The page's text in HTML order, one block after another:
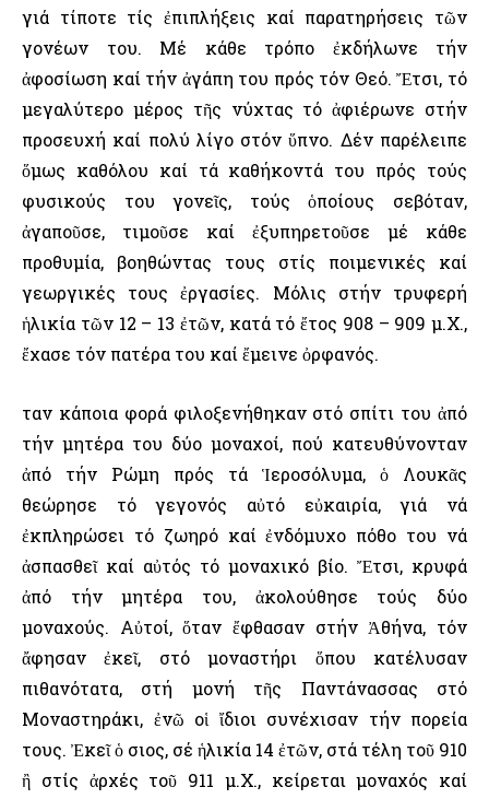
γιά τίποτε τίς ἐπιπλήξεις καί παρατηρήσεις τῶν
γονέων του. Μέ κάθε τρόπο ἐκδήλωνε τήν
ἀφοσίωση καί τήν ἀγάπη του πρός τόν Θεό. Ἔτσι, τό
μεγαλύτερο μέρος τῆς νύχτας τό ἀφιέρωνε στήν
προσευχή καί πολύ λίγο στόν ὕπνο. Δέν παρέλειπε
ὅμως καθόλου καί τά καθήκοντά του πρός τούς
φυσικούς του γονεῖς, τούς ὁποίους σεβόταν,
ἀγαποῦσε, τιμοῦσε καί ἐξυπηρετοῦσε μέ κάθε
προθυμία, βοηθώντας τους στίς ποιμενικές καί
γεωργικές τους ἐργασίες. Μόλις στήν τρυφερή
ἡλικία τῶν 12 – 13 ἐτῶν, κατά τό ἔτος 908 – 909 μ.Χ.,
ἔχασε τόν πατέρα του καί ἔμεινε ὀρφανός.
Ὅταν κάποια φορά φιλοξενήθηκαν στό σπίτι του ἀπό
τήν μητέρα του δύο μοναχοί, πού κατευθύνονταν
ἀπό τήν Ρώμη πρός τά Ἱεροσόλυμα, ὁ Λουκᾶς
θεώρησε τό γεγονός αὐτό εὐκαιρία, γιά νά
ἐκπληρώσει τό ζωηρό καί ἐνδόμυχο πόθο του νά
ἀσπασθεῖ καί αὐτός τό μοναχικό βίο. Ἔτσι, κρυφά
ἀπό τήν μητέρα του, ἀκολούθησε τούς δύο
μοναχούς. Αὐτοί, ὅταν ἔφθασαν στήν Ἀθήνα, τόν
ἄφησαν ἐκεῖ, στό μοναστήρι ὅπου κατέλυσαν
πιθανότατα, στή μονή τῆς Παντάνασσας στό
Μοναστηράκι, ἐνῶ οἱ ἴδιοι συνέχισαν τήν πορεία
τους. Ἐκεῖ ὁ Ὅσιος, σέ ἡλικία 14 ἐτῶν, στά τέλη τοῦ 910
ἢ στίς ἀρχές τοῦ 911 μ.Χ., κείρεται μοναχός καί